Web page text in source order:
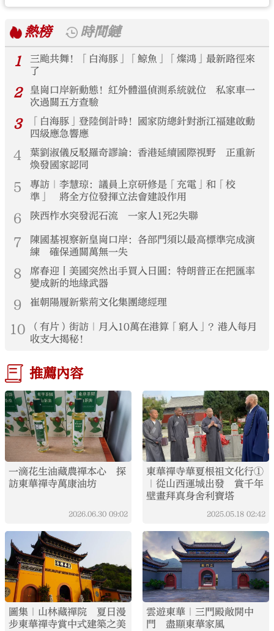
熱榜
時間鏈
1
三颱共舞！「白海豚」「鯨魚」「燦鴻」最新路徑來
了
2
皇崗口岸新動態！紅外體溫偵測系統就位 私家車一
次過關五方查驗
3
「白海豚」登陸倒計時！國家防總針對浙江福建啟動
四級應急響應
4
葉劉淑儀反駁羅奇謬論：香港延續國際視野 正重新
煥發國家認同
5
專訪｜李慧琼：議員上京研修是「充電」和「校
準」 將全方位發揮立法會建設作用
6 陝西柞水突發泥石流 一家人1死2失聯
7
陳國基視察新皇崗口岸：各部門須以最高標準完成演
練 確保通關萬無一失
8
席春迎丨美國突然出手買入日圓：特朗普正在把匯率
變成新的地緣武器
9 崔朝陽履新紫荊文化集團總經理
10
（有片）街訪｜月入10萬在港算「窮人」？港人每月
收支大揭秘！
推薦內容
一滴花生油藏農禪本心 探
訪東華禪寺萬康油坊
2026.06.30 09:02
東華禪寺華夏根祖文化行①
｜從山西運城出發 賞千年
壁畫拜真身舍利寶塔
2025.05.18 02:42
圖集｜山林藏禪院 夏日漫
步東華禪寺賞中式建築之美
雲遊東華｜三門殿敞開中
門 盡顯東華家風